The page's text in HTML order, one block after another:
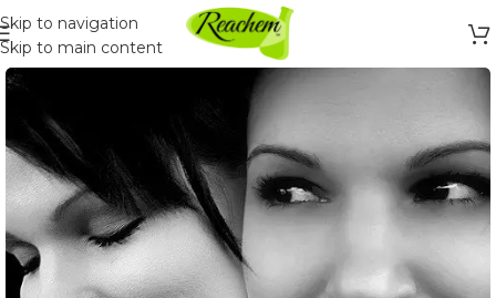
Skip to navigation
Skip to main content